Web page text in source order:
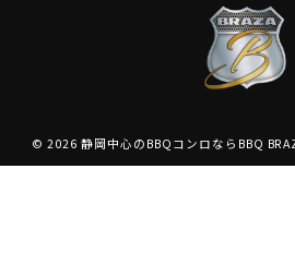
© 2026 静岡中心のBBQコンロならBBQ